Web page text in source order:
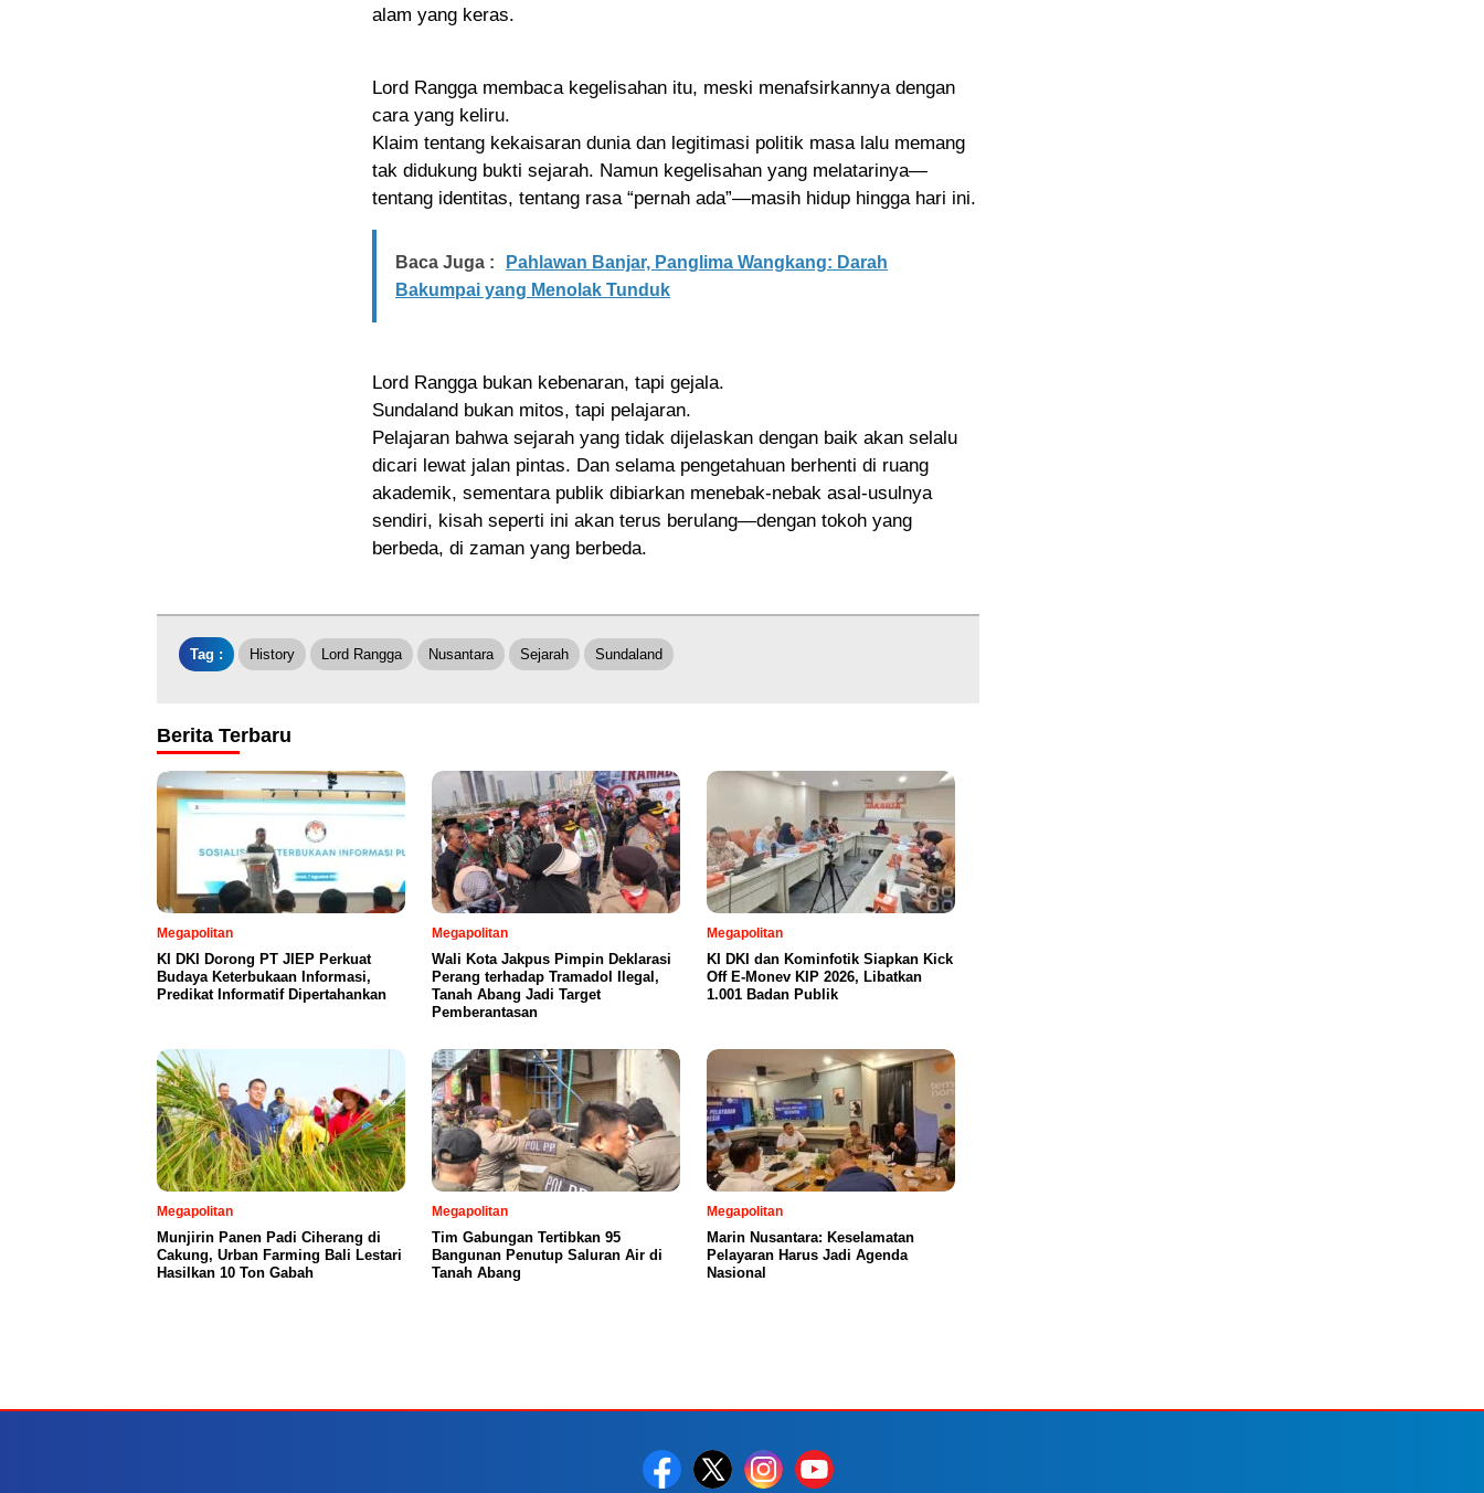
alam yang keras.
Lord Rangga membaca kegelisahan itu, meski menafsirkannya dengan
cara yang keliru.
Klaim tentang kekaisaran dunia dan legitimasi politik masa lalu memang
tak didukung bukti sejarah. Namun kegelisahan yang melatarinya—
tentang identitas, tentang rasa “pernah ada”—masih hidup hingga hari ini.
Baca Juga :
Pahlawan Banjar, Panglima Wangkang: Darah
Bakumpai yang Menolak Tunduk
Lord Rangga bukan kebenaran, tapi gejala.
Sundaland bukan mitos, tapi pelajaran.
Pelajaran bahwa sejarah yang tidak dijelaskan dengan baik akan selalu
dicari lewat jalan pintas. Dan selama pengetahuan berhenti di ruang
akademik, sementara publik dibiarkan menebak-nebak asal-usulnya
sendiri, kisah seperti ini akan terus berulang—dengan tokoh yang
berbeda, di zaman yang berbeda.
Tag : History Lord Rangga Nusantara Sejarah Sundaland
Berita Terbaru
Megapolitan
KI DKI Dorong PT JIEP Perkuat
Budaya Keterbukaan Informasi,
Predikat Informatif Dipertahankan
Megapolitan
Wali Kota Jakpus Pimpin Deklarasi
Perang terhadap Tramadol Ilegal,
Tanah Abang Jadi Target
Pemberantasan
Megapolitan
KI DKI dan Kominfotik Siapkan Kick
Off E-Monev KIP 2026, Libatkan
1.001 Badan Publik
Megapolitan
Munjirin Panen Padi Ciherang di
Cakung, Urban Farming Bali Lestari
Hasilkan 10 Ton Gabah
Megapolitan
Tim Gabungan Tertibkan 95
Bangunan Penutup Saluran Air di
Tanah Abang
Megapolitan
Marin Nusantara: Keselamatan
Pelayaran Harus Jadi Agenda
Nasional